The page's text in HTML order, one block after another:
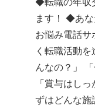
◆転職の年収
ます！ ◆あ
お悩み電話サ
く転職活動
んなの？」
「賞与はし
ずはどんな施